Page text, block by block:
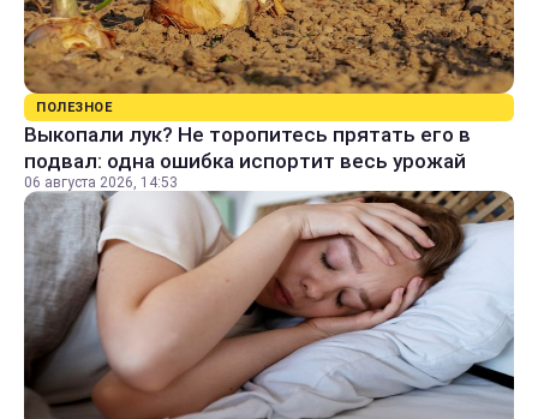
ПОЛЕЗНОЕ
Выкопали лук? Не торопитесь прятать его в
подвал: одна ошибка испортит весь урожай
06 августа 2026, 14:53